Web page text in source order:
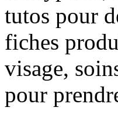
tutos pour
fiches
visage,
pour